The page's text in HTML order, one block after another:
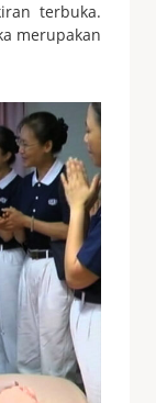
terbuka.
merupakan